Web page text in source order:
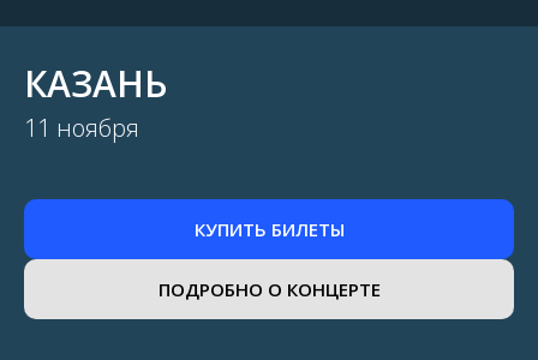
КАЗАНЬ
11 ноября
КУПИТЬ БИЛЕТЫ
ПОДРОБНО О КОНЦЕРТЕ